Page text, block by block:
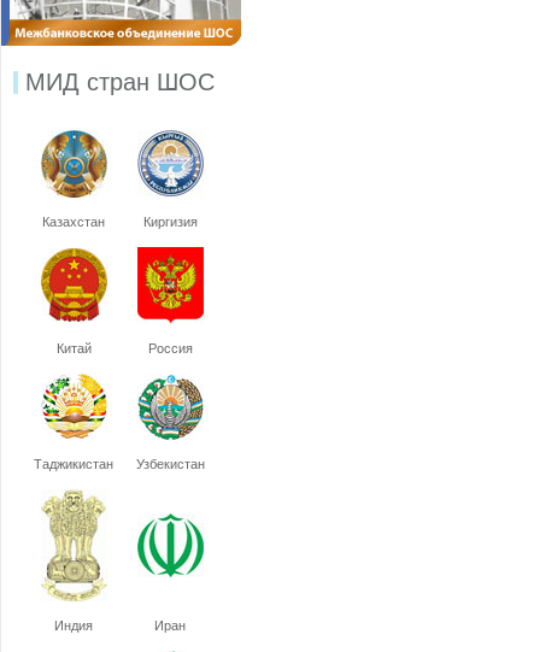
МИД стран ШОС
Казахстан Киргизия
Китай Россия
Таджикистан Узбекистан
Индия Иран